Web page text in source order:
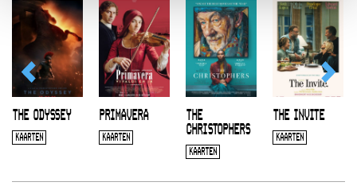
THE ODYSSEY
KAARTEN
PRIMAVERA
KAARTEN
THE
CHRISTOPHERS
KAARTEN
THE INVITE
KAARTEN